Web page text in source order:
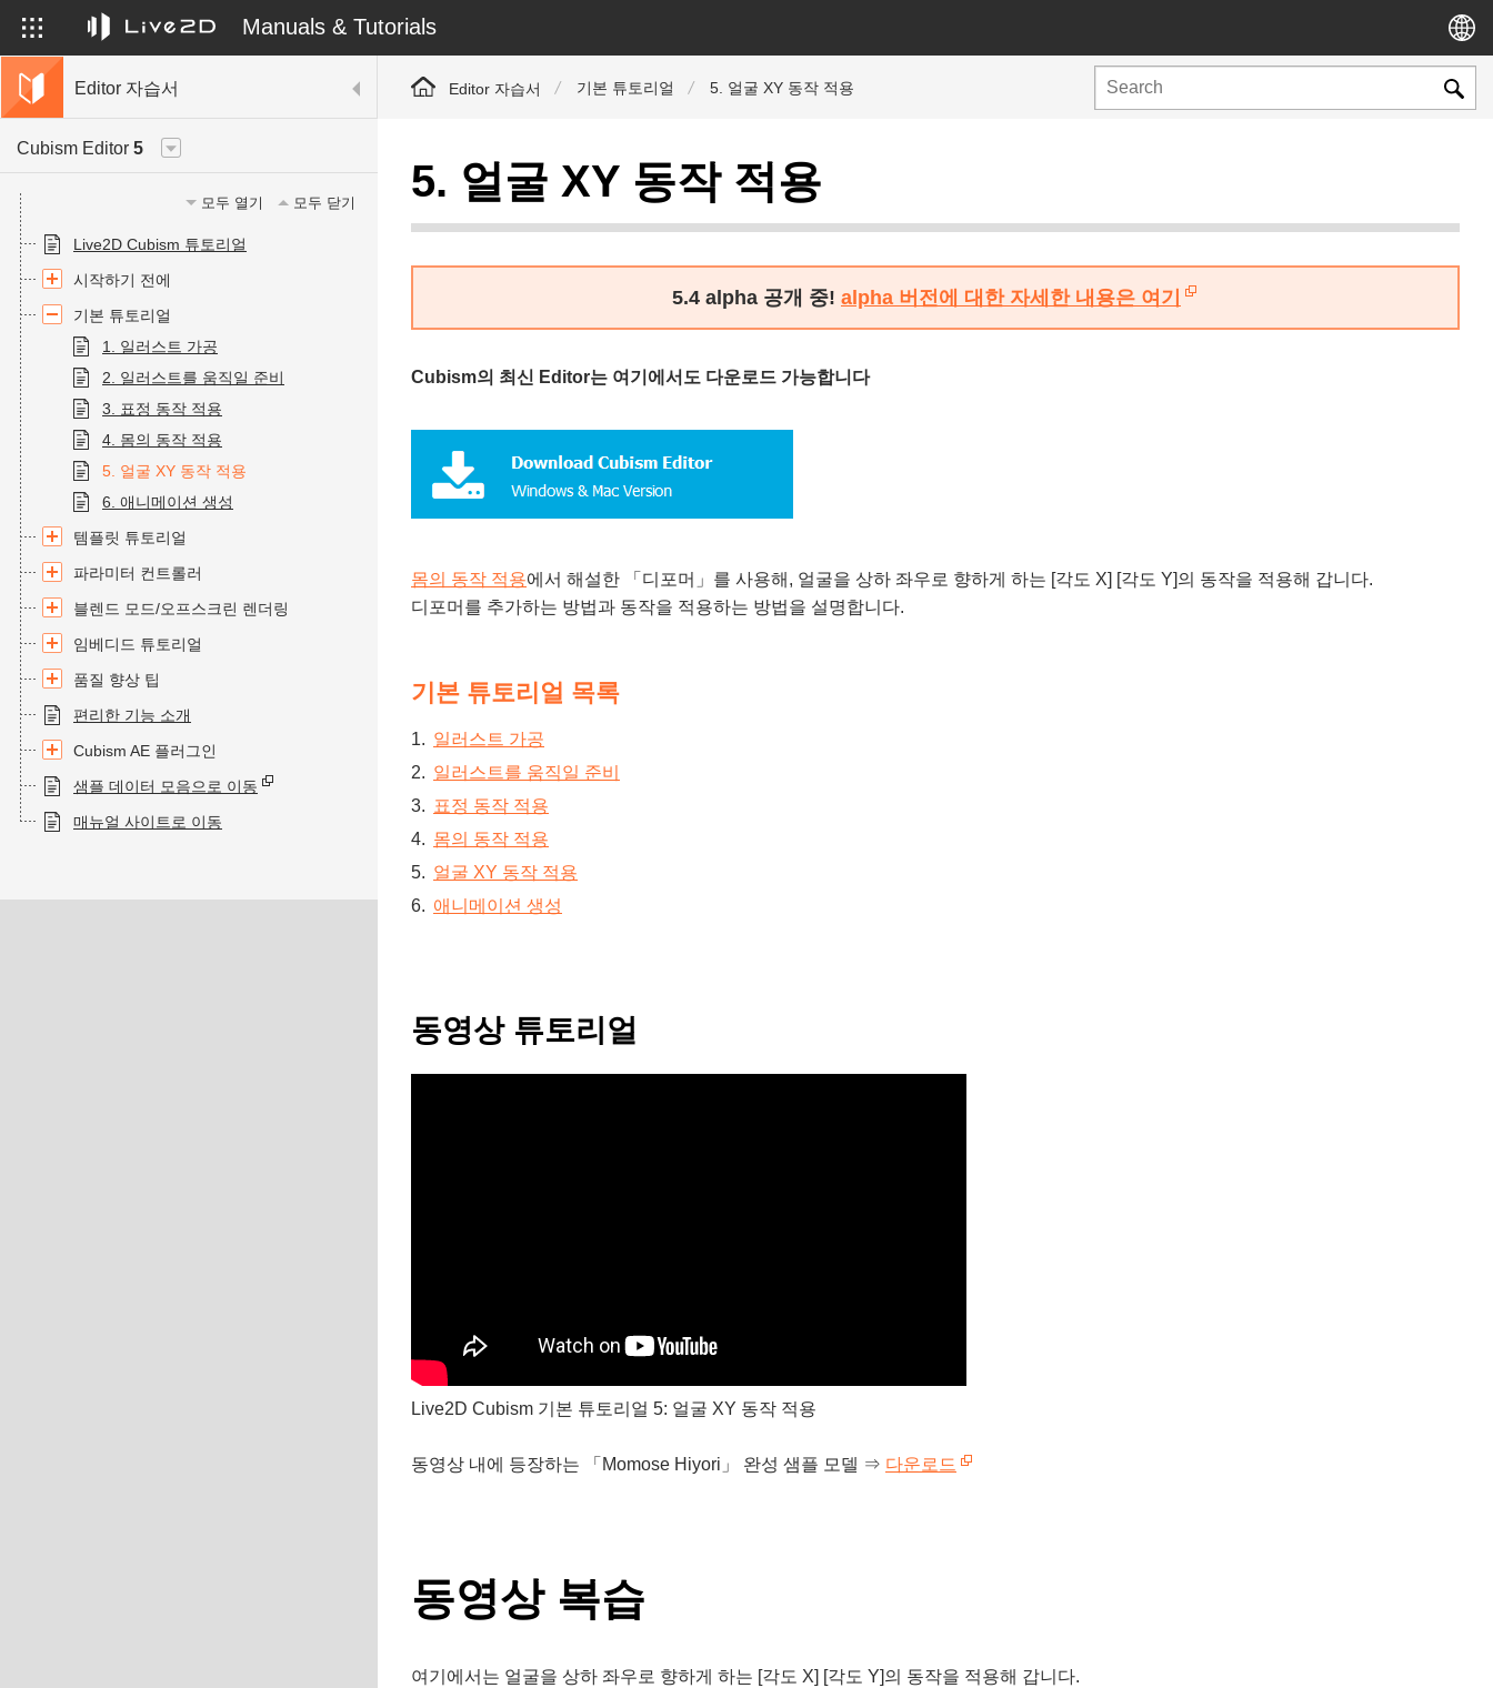
Manuals & Tutorials
Editor 자습서
Cubism Editor 5
모두 열기 모두 닫기
Live2D Cubism 튜토리얼
시작하기 전에
기본 튜토리얼
1. 일러스트 가공
2. 일러스트를 움직일 준비
3. 표정 동작 적용
4. 몸의 동작 적용
5. 얼굴 XY 동작 적용
6. 애니메이션 생성
템플릿 튜토리얼
파라미터 컨트롤러
블렌드 모드/오프스크린 렌더링
임베디드 튜토리얼
품질 향상 팁
편리한 기능 소개
Cubism AE 플러그인
샘플 데이터 모음으로 이동
매뉴얼 사이트로 이동
Editor 자습서 기본 튜토리얼 5. 얼굴 XY 동작 적용
5. 얼굴 XY 동작 적용
5.4 alpha 공개 중! alpha 버전에 대한 자세한 내용은 여기
Cubism의 최신 Editor는 여기에서도 다운로드 가능합니다
몸의 동작 적용에서 해설한 「디포머」를 사용해, 얼굴을 상하 좌우로 향하게 하는 [각도 X] [각도 Y]의 동작을 적용해 갑니다.
디포머를 추가하는 방법과 동작을 적용하는 방법을 설명합니다.
기본 튜토리얼 목록
일러스트 가공
일러스트를 움직일 준비
표정 동작 적용
몸의 동작 적용
얼굴 XY 동작 적용
애니메이션 생성
동영상 튜토리얼
Live2D Cubism 기본 튜토리얼 5: 얼굴 XY 동작 적용
동영상 내에 등장하는 「Momose Hiyori」 완성 샘플 모델 ⇒ 다운로드
동영상 복습
여기에서는 얼굴을 상하 좌우로 향하게 하는 [각도 X] [각도 Y]의 동작을 적용해 갑니다.